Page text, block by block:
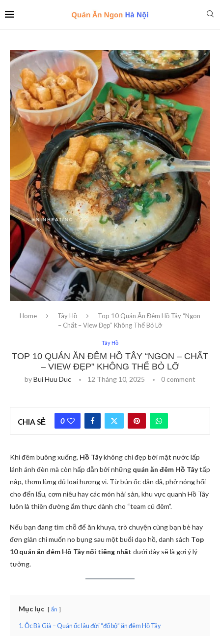
Home Tây Hồ
Top 10 Quán Ăn Đêm Hồ Tây “Ngon
– Chất – View Đẹp” Không Thể Bỏ Lỡ
Tây Hồ
TOP 10 QUÁN ĂN ĐÊM HỒ TÂY “NGON – CHẤT
– VIEW ĐẸP” KHÔNG THỂ BỎ LỠ
byBui Huu Duc 12 Tháng 10, 2025 0 comment
CHIA SẺ 0
Khi đêm buông xuống, Hồ Tâykhông chỉ đẹp bởi mặt nước lấp
lánh ánh đèn mà còn hấp dẫn bởi những quán ăn đêm Hồ Tâytấp
nập, thơm lừng đủ loại hương vị. Từ bún ốc dân dã, phở nóng hổi
cho đến lẩu, cơm niêu hay các món hải sản, khu vực quanh Hồ Tây
luôn là thiên đường ẩm thực dành cho “team cú đêm”.
Nếu bạn đang tìm chỗ để ăn khuya, trò chuyện cùng bạn bè hay
đơn giản chỉ muốn no bụng sau một buổi dạo hồ, danh sách Top
10 quán ăn đêm Hồ Tây nổi tiếng nhất dưới đây sẽ là gợi ý lý
tưởng.
Mục lục ẩn
1. Ốc Bà Già – Quán ốc lâu đời “đổ bộ” ăn đêm Hồ Tây